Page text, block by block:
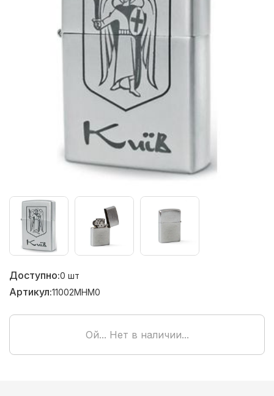
Доступно:0 шт
Артикул:11002MHM0
Ой... Нет в наличии...